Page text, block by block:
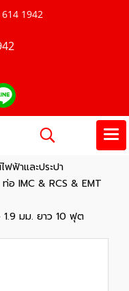
1942
ฟ้าและประปา
ท่อ IMC & RCS & EMT
1.9 มม. ยาว 10 ฟุต